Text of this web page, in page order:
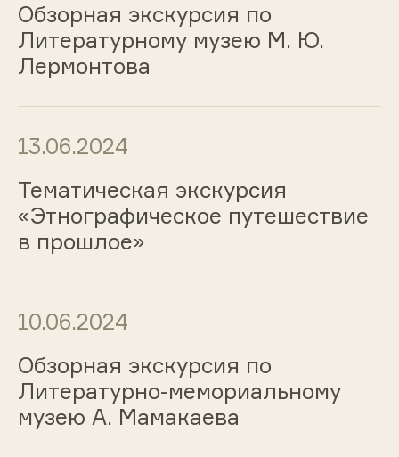
Обзорная экскурсия по
Литературному музею М. Ю.
Лермонтова
13.06.2024
Тематическая экскурсия
«Этнографическое путешествие
в прошлое»
10.06.2024
Обзорная экскурсия по
Литературно-мемориальному
музею А. Мамакаева